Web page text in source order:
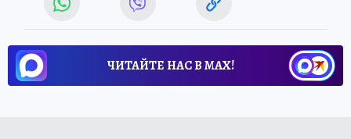
ЧИТАЙТЕ НАС В МАХ!